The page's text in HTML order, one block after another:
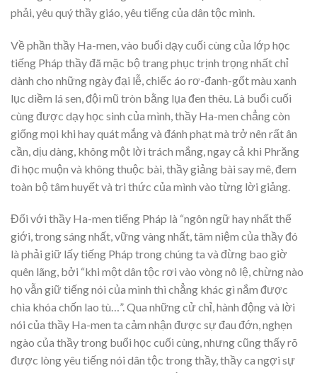
phải, yêu quý thầy giáo, yêu tiếng của dân tộc mình.
Về phần thầy Ha-men, vào buổi dạy cuối cùng của lớp học
tiếng Pháp thầy đã mặc bộ trang phục trịnh trọng nhất chỉ
dành cho những ngày đại lễ, chiếc áo rơ-đanh-gốt màu xanh
lục diềm lá sen, đội mũ tròn bằng lụa đen thêu. Là buổi cuối
cùng được dạy học sinh của mình, thầy Ha-men chẳng còn
giống mọi khi hay quát mắng và đánh phạt mà trở nên rất ân
cần, dịu dàng, không một lời trách mắng, ngay cả khi Phrăng
đi học muộn và không thuộc bài, thầy giảng bài say mê, đem
toàn bộ tâm huyết và tri thức của mình vào từng lời giảng.
Đối với thầy Ha-men tiếng Pháp là “ngôn ngữ hay nhất thế
giới, trong sáng nhất, vững vàng nhất, tâm niệm của thầy đó
là phải giữ lấy tiếng Pháp trong chúng ta và đừng bao giờ
quên lãng, bởi “khi một dân tộc rơi vào vòng nô lệ, chừng nào
họ vẫn giữ tiếng nói của mình thì chẳng khác gì nắm được
chìa khóa chốn lao tù…”. Qua những cử chỉ, hành động và lời
nói của thầy Ha-men ta cảm nhận được sự đau đớn, nghẹn
ngào của thầy trong buổi học cuối cùng, nhưng cũng thấy rõ
được lòng yêu tiếng nói dân tộc trong thầy, thầy ca ngợi sự